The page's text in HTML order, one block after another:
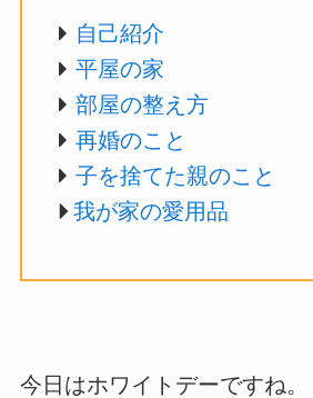
自己紹介
平屋の家
部屋の整え方
再婚のこと
子を捨てた親のこと
我が家の愛用品
今日はホワイトデーですね。